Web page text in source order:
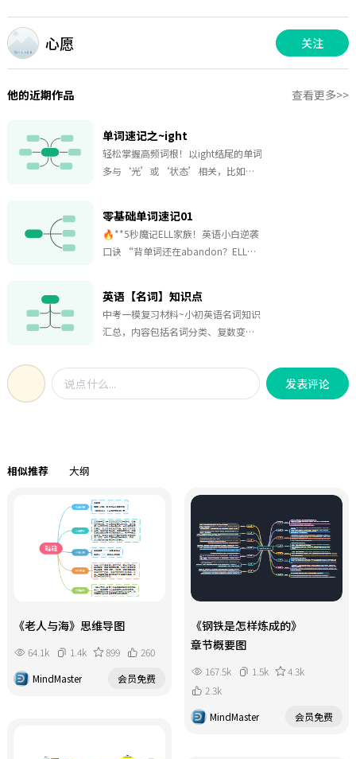
心愿 关注
他的近期作品 查看更多>>
单词速记之~ight
轻松掌握高频词根！以ight结尾的单词
多与‘光’或‘状态’相关，比如
right（正确的）、sight（视力）等高
频词，还有flight（航班）、
weight（重量）等实用词汇拓展词如
丰富表达这些词覆盖日常交流、考试
高频考点，助你快速提升词汇量！
零基础单词速记01
🔥**5秒魔记ELL家族！英语小白逆袭
口诀 “背单词还在abandon？ELL家
英语【名词】知识点
中考一模复习材料~小初英语名词知识
汇总，内容包括名词分类、复数变
得收藏。
发表评论
相似推荐 大纲
《老人与海》思维导图
64.1k 1.4k 899
260
MindMaster
会员免费
《钢铁是怎样炼成的》
章节概要图
167.5k 1.5k
4.3k
2.3k
MindMaster
会员免费